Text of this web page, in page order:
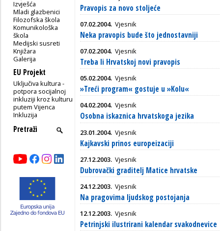
Izvješća
Mladi glazbenici
Filozofska škola
Komunikološka
škola
Medijski susreti
Knjižara
Galerija
EU Projekt
Uključiva kultura -
potpora socijalnoj
inkluziji kroz kulturu
putem Vijenca
Inkluzija
Pravopis za novo stoljeće
07.02.2004. Vjesnik
Neka pravopis bude što jednostavniji
07.02.2004. Vjesnik
Treba li Hrvatskoj novi pravopis
05.02.2004. Vjesnik
»Treći program« gostuje u »Kolu«
04.02.2004. Vjesnik
Osobna iskaznica hrvatskoga jezika
23.01.2004. Vjesnik
Kajkavski prinos europeizaciji
27.12.2003. Vjesnik
Dubrovački graditelj Matice hrvatske
24.12.2003. Vjesnik
Na pragovima ljudskog postojanja
12.12.2003. Vjesnik
Petrinjski ilustrirani kalendar svakodnevice